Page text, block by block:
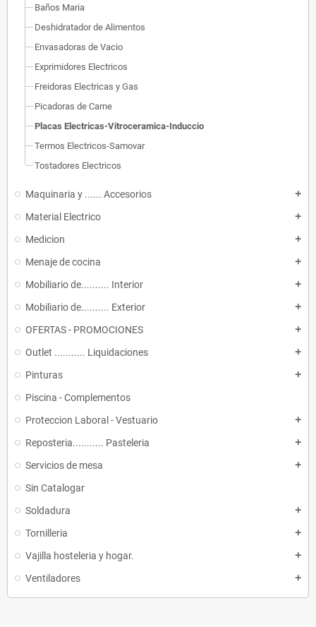
Baños Maria
Deshidratador de Alimentos
Envasadoras de Vacio
Exprimidores Electricos
Freidoras Electricas y Gas
Picadoras de Carne
Placas Electricas-Vitroceramica-Induccio
Termos Electricos-Samovar
Tostadores Electricos
Maquinaria y ...... Accesorios add
Material Electrico add
Medicion add
Menaje de cocina add
Mobiliario de.......... Interior add
Mobiliario de.......... Exterior add
OFERTAS - PROMOCIONES add
Outlet ........... Liquidaciones add
Pinturas add
Piscina - Complementos
Proteccion Laboral - Vestuario
add
Reposteria........... Pasteleria add
Servicios de mesa add
Sin Catalogar
Soldadura
add
Tornilleria add
Vajilla hosteleria y hogar. add
Ventiladores add